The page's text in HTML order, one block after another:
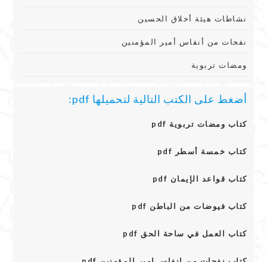
نشاطات هيئة أخلاق الحسين
نفحات من أنفاس أمير المؤمنين
ومضات تربوية
أضغط على الكتب التالية لتحميلها pdf:
كتاب ومضات تربوية pdf
كتاب خمسة أسطر pdf
كتاب قواعد الإيمان pdf
كتاب فيوضات من الباطن pdf
كتاب العمل في ساحة الحق pdf